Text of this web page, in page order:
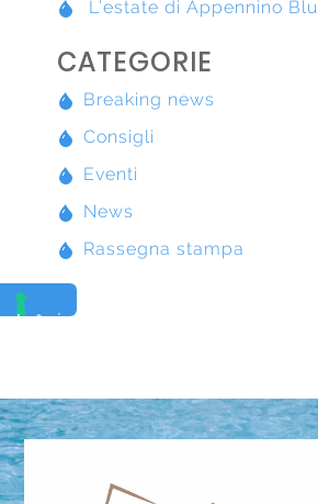
L’estate di Appennino Blu
CATEGORIE
Breaking news
Consigli
Eventi
News
Rassegna stampa